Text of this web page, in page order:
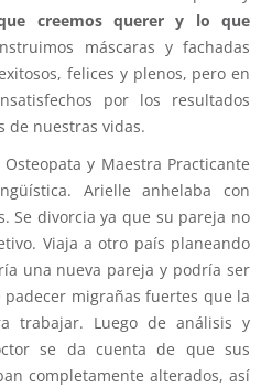
creemos querer y lo que
máscaras y fachadas
felices y plenos, pero en
por los resultados
de nuestras vidas.
y Maestra Practicante
Arielle anhelaba con
Se divorcia ya que su pareja no
Viaja a otro país planeando
una nueva pareja y podría ser
padecer migrañas fuertes que la
trabajar. Luego de análisis y
se da cuenta de que sus
completamente alterados, así